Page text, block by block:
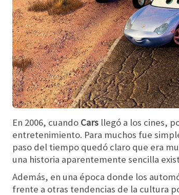
En 2006, cuando Cars llegó a los cines,
entretenimiento. Para muchos fue
paso del tiempo quedó claro que era
una historia aparentemente sencilla
Además, en una época donde los
frente a otras tendencias de la cultura